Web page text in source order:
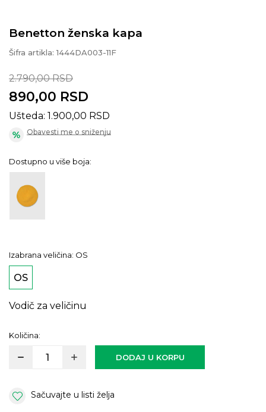
Benetton ženska kapa
Šifra artikla:1444DA003-11F
2.790,00 RSD
890,00 RSD
Ušteda: 1.900,00 RSD
Obavesti me o sniženju
Dostupno u više boja:
Izabrana veličina: OS
OS
Vodič za veličinu
Količina:
DODAJ U KORPU
Sačuvajte u listi želja